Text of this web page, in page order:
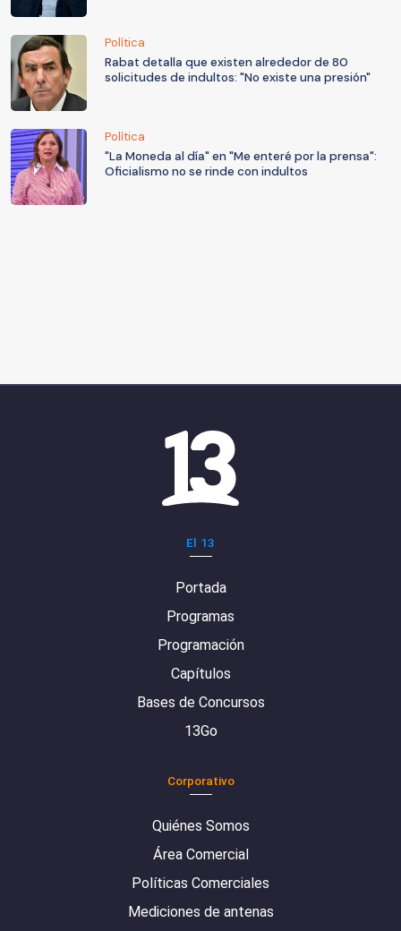
Política
Rabat detalla que existen alrededor de 80
solicitudes de indultos: "No existe una presión"
Política
"La Moneda al día" en "Me enteré por la prensa":
Oficialismo no se rinde con indultos
El 13
Portada
Programas
Programación
Capítulos
Bases de Concursos
13Go
Corporativo
Quiénes Somos
Área Comercial
Políticas Comerciales
Mediciones de antenas